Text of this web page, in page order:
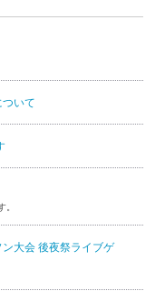
いて
。
大会 後夜祭ライブゲ